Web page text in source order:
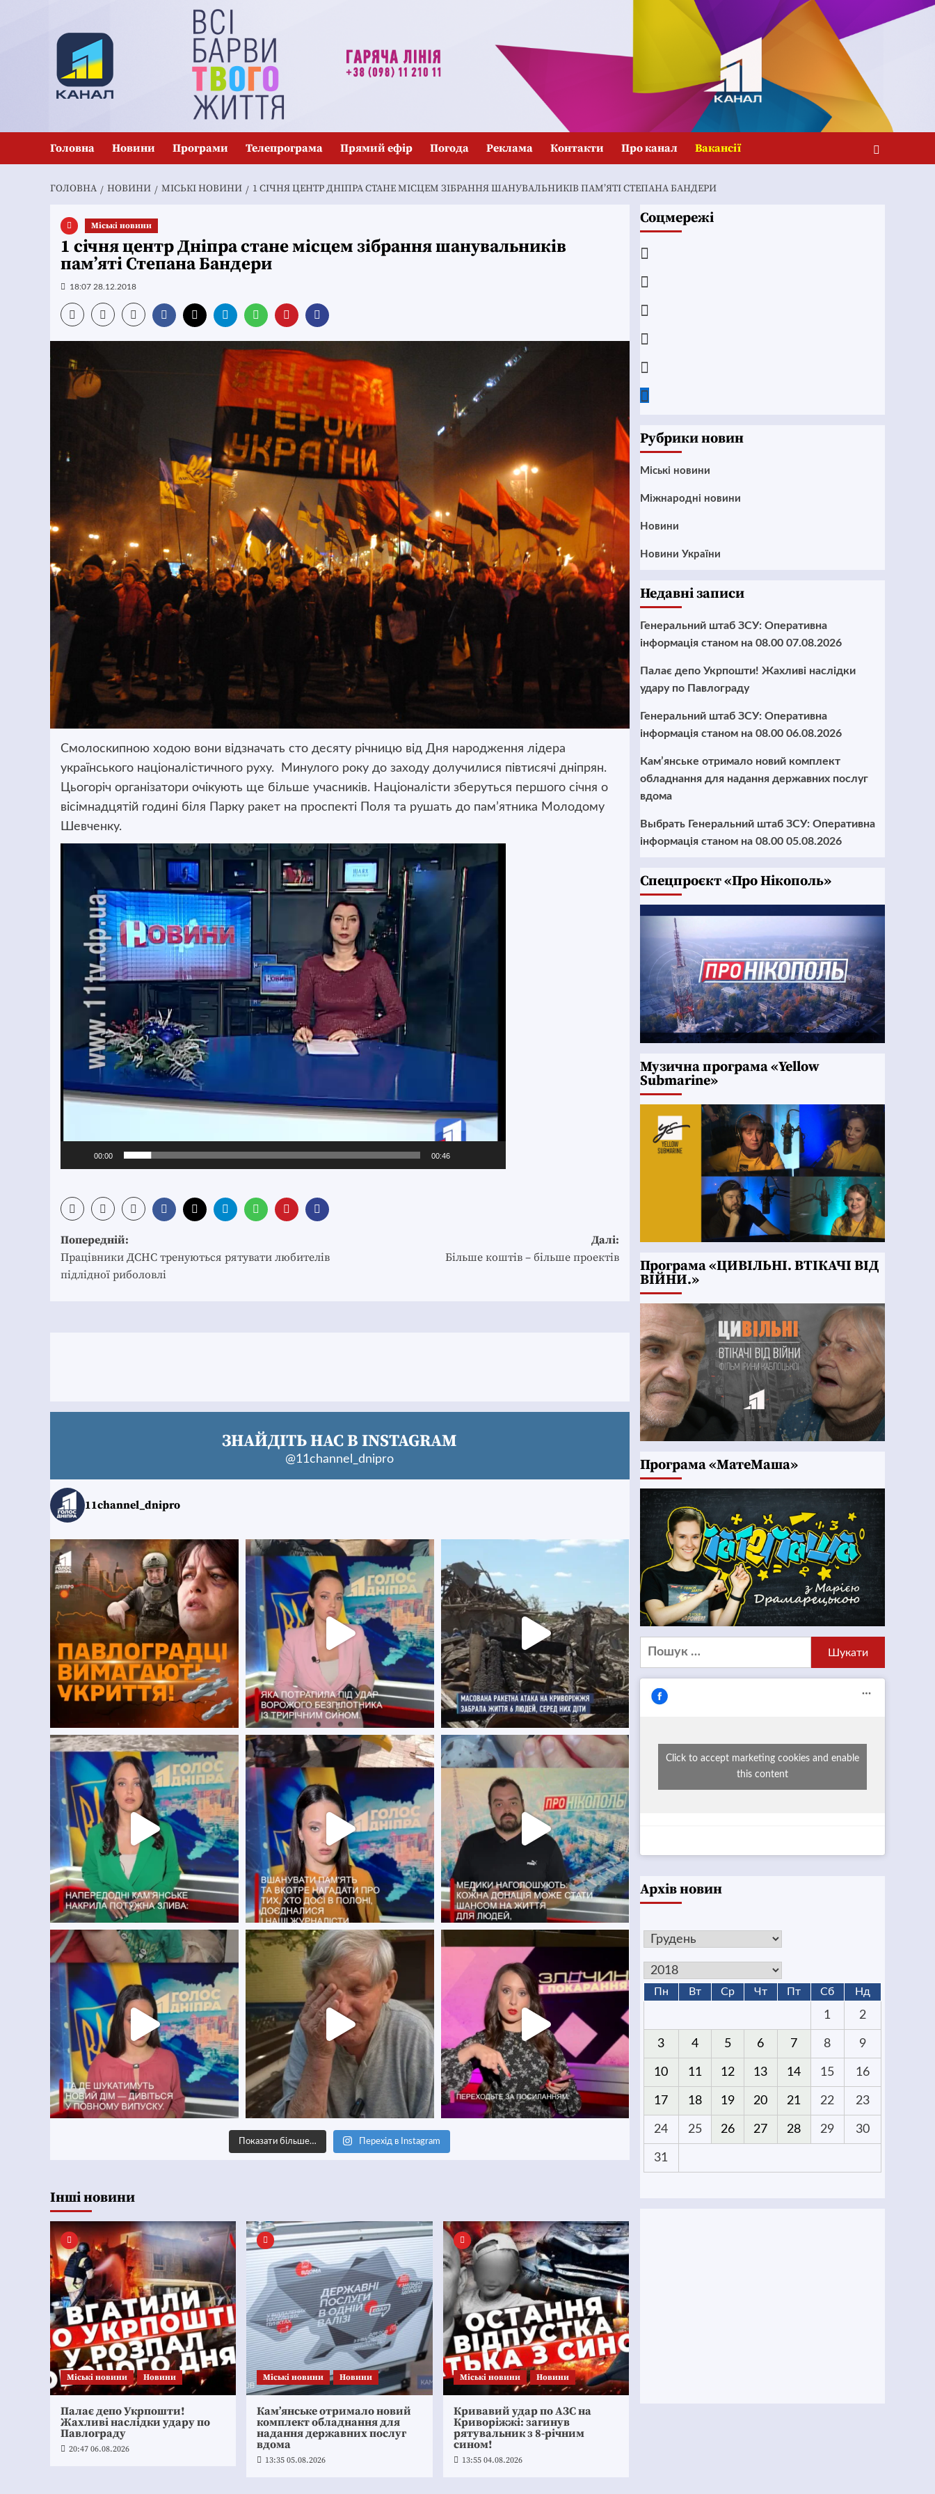
Головна Новини Програми Телепрограма Прямий ефір Погода Реклама Контакти Про канал Вакансії
ГОЛОВНА НОВИНИ MІСЬКІ НОВИНИ 1 СІЧНЯ ЦЕНТР ДНІПРА СТАНЕ МІСЦЕМ ЗІБРАННЯ ШАНУВАЛЬНИКІВ ПАМ’ЯТІ СТЕПАНА БАНДЕРИ
Mіські новини
1 січня центр Дніпра стане місцем зібрання шанувальників
пам’яті Степана Бандери
18:07 28.12.2018
Смолоскипною ходою вони відзначать сто десяту річницю від Дня народження лідера
українського націоналістичного руху.
Минулого року до заходу долучилися півтисячі дніпрян.
Цьогоріч організатори очікують ще більше учасників. Націоналісти зберуться першого січня о
вісімнадцятій годині біля Парку ракет на проспекті Поля та рушать до пам’ятника Молодому
Шевченку.
Відеопрогравач
00:00 00:46
Post
navigation
Попередній:
Працівники ДСНС тренуються рятувати любителів
підлідної риболовлі
Далі:
Більше коштів – більше проектів
ЗНАЙДІТЬ НАС В INSTAGRAM
@11channel_dnipro
11channel_dnipro
Показати більше… Перехід в Instagram
Інші новини
Mіські новини Новини
Палає депо Укрпошти!
Жахливі наслідки удару по
Павлограду
20:47 06.08.2026
Mіські новини Новини
Кам’янське отримало новий
комплект обладнання для
надання державних послуг
вдома
13:35 05.08.2026
Mіські новини Новини
Кривавий удар по АЗС на
Криворіжжі: загинув
рятувальник з 8-річним
сином!
13:55 04.08.2026
Соцмережі
Рубрики новин
Mіські новини
Міжнародні новини
Новини
Новини України
Недавні записи
Генеральний штаб ЗСУ: Оперативна
інформація станом на 08.00 07.08.2026
Палає депо Укрпошти! Жахливі наслідки
удару по Павлограду
Генеральний штаб ЗСУ: Оперативна
інформація станом на 08.00 06.08.2026
Кам’янське отримало новий комплект
обладнання для надання державних послуг
вдома
Выбрать Генеральний штаб ЗСУ: Оперативна
інформація станом на 08.00 05.08.2026
Cпецпроєкт «Про Нікополь»
Музична програма «Yellow
Submarine»
Програма «ЦИВІЛЬНІ. ВТІКАЧІ ВІД
ВІЙНИ.»
Програма «МатеМаша»
Пошук:
Click to accept marketing cookies and enable
this content
Архів новин
Пн Вт Ср Чт Пт Сб Нд
1 2
3 4 5 6 7 8 9
10 11 12 13 14 15 16
17 18 19 20 21 22 23
24 25 26 27 28 29 30
31